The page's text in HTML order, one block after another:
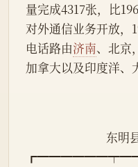
量完成4317张，比
对外通信业务开放，
电话路由济南、北京
加拿大以及印度洋、